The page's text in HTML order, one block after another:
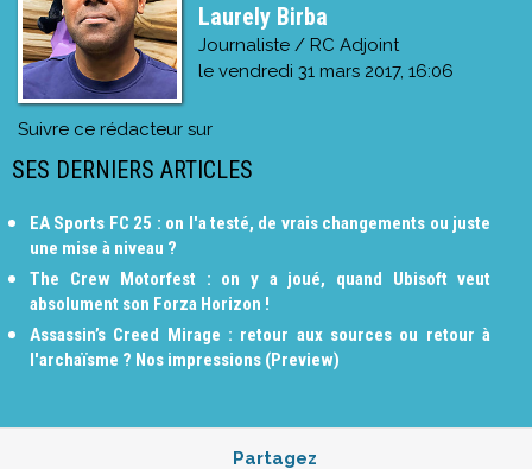
Laurely Birba
Journaliste / RC Adjoint
le vendredi 31 mars 2017, 16:06
Suivre ce rédacteur sur
SES DERNIERS ARTICLES
EA Sports FC 25 : on l'a testé, de vrais changements ou juste
une mise à niveau ?
The Crew Motorfest : on y a joué, quand Ubisoft veut
absolument son Forza Horizon !
Assassin’s Creed Mirage : retour aux sources ou retour à
l'archaïsme ? Nos impressions (Preview)
Partagez